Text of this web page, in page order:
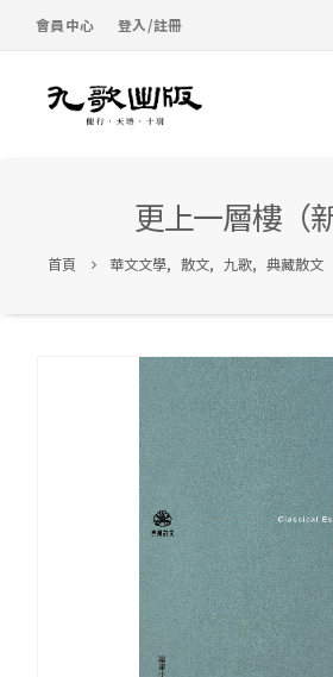
會員中心 登入/註冊
更上一層樓（
首頁 華文文學, 散文, 九歌, 典藏散文